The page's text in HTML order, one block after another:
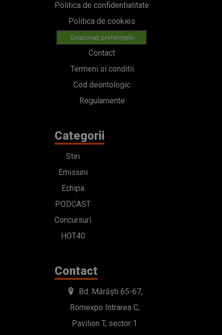
Politica de confidentialitate
Politica de cookies
Gestionați preferințele
Contact
Termeni si conditii
Cod deontologic
Regulamente
Categorii
Stiri
Emisiuni
Echipa
PODCAST
Concursuri
HOT40
Contact
Bd. Mărăști 65-67,
Romexpo Intrarea C,
Pavilion T, sector 1